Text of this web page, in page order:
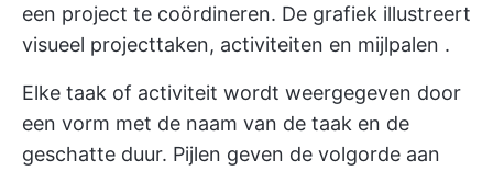
een project te coördineren. De grafiek illustreert
visueel projecttaken, activiteiten en mijlpalen .
Elke taak of activiteit wordt weergegeven door
een vorm met de naam van de taak en de
geschatte duur. Pijlen geven de volgorde aan